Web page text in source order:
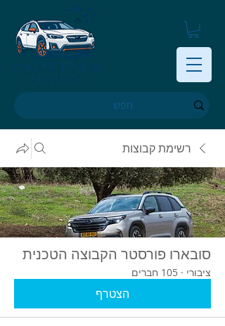
רשימת קבוצות
סובארו פורסטר הקבוצה הטכנית
ציבורי · 105 חברים
הצטרף